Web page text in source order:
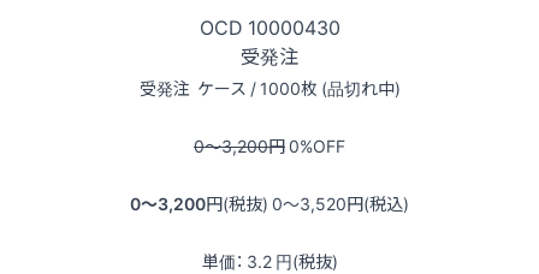
OCD 10000430
受発注
受発注 ケース / 1000枚 (品切れ中)
0〜3,200円0%OFF
0〜3,200円(税抜) 0〜3,520円(税込)
単価： 3.2 円(税抜)